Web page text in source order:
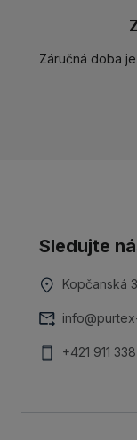
Záručná doba
Sledujte
Kopčanská
+421 911